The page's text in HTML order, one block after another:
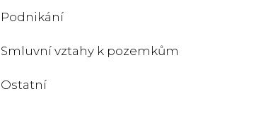
Podnikání
Smluvní vztahy k pozemkům
Ostatní